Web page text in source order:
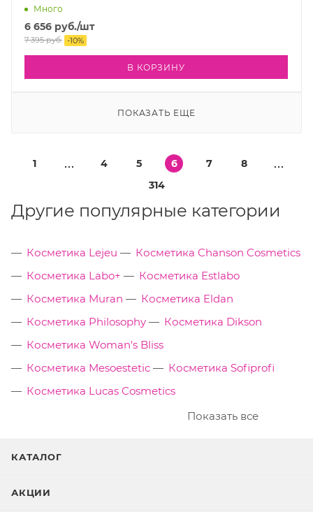
Много
6 656 руб./шт
7 395руб. -10%
В КОРЗИНУ
ПОКАЗАТЬ ЕЩЕ
1 4 5 6 7
8
314
Другие популярные категории
Косметика Lejeu
Косметика Chanson Cosmetics
Косметика Labo+
Косметика Estlabo
Косметика Muran
Косметика Eldan
Косметика Philosophy
Косметика Dikson
Косметика Woman's Bliss
Косметика Mesoestetic
Косметика Sofiprofi
Косметика Lucas Cosmetics
Показать все
КАТАЛОГ
АКЦИИ